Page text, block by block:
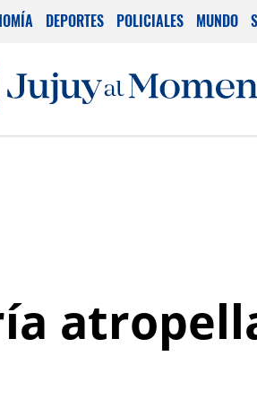
DEPORTES POLICIALES MUNDO